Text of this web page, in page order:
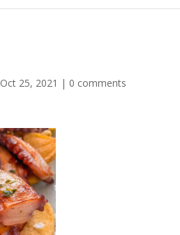
Oct 25, 2021 | 0 comments